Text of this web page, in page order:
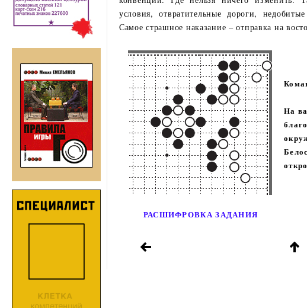
условия, отвратительные дороги, недобитые
Самое страшное наказание – отправка на
На
РАСШИФРОВКА ЗАДАНИЯ